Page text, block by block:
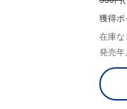
獲得ポ
在庫な
発売年